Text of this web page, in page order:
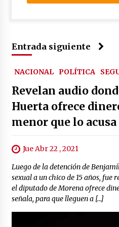
Entrada siguiente
NACIONAL POLÍTICA
Revelan audio
Huerta ofrece
menor que lo acusa
Jue Abr 22 , 2021
Luego de la detención de
sexual a un chico de 15 años, fue
el diputado de Morena ofrece
señala, para que lleguen a […]